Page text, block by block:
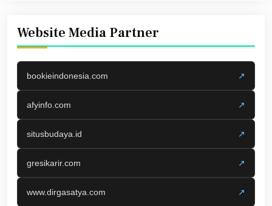
Website Media Partner
bookieindonesia.com ↗
afyinfo.com ↗
situsbudaya.id ↗
gresikarir.com ↗
www.dirgasatya.com ↗